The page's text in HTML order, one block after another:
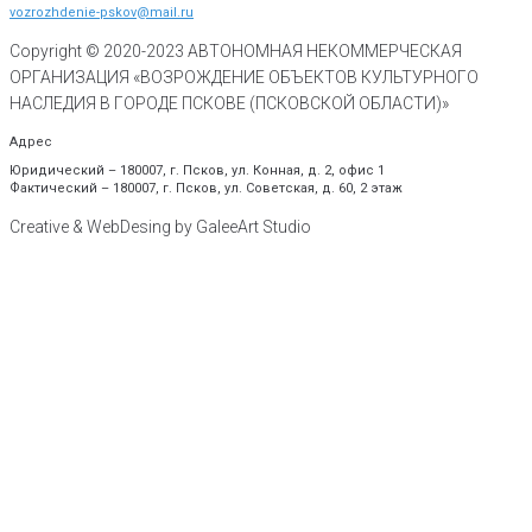
vozrozhdenie-pskov@mail.ru
Copyright © 2020-2023 АВТОНОМНАЯ НЕКОММЕРЧЕСКАЯ
ОРГАНИЗАЦИЯ «ВОЗРОЖДЕНИЕ ОБЪЕКТОВ КУЛЬТУРНОГО
НАСЛЕДИЯ В ГОРОДЕ ПСКОВЕ (ПСКОВСКОЙ ОБЛАСТИ)»
Адрес
Юридический – 180007, г. Псков, ул. Конная, д. 2, офис 1
Фактический – 180007, г. Псков, ул. Советская, д. 60, 2 этаж
Creative & WebDesing by GaleeArt Studio